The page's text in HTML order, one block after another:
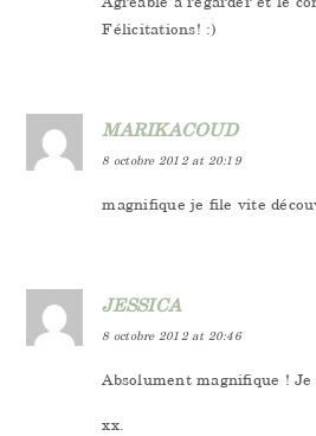
Félicitations! :)
MARIKACOUD
8 octobre 2012 at 20:19
magnifique je file vite
JESSICA
8 octobre 2012 at 20:46
Absolument magnifique !
xx.